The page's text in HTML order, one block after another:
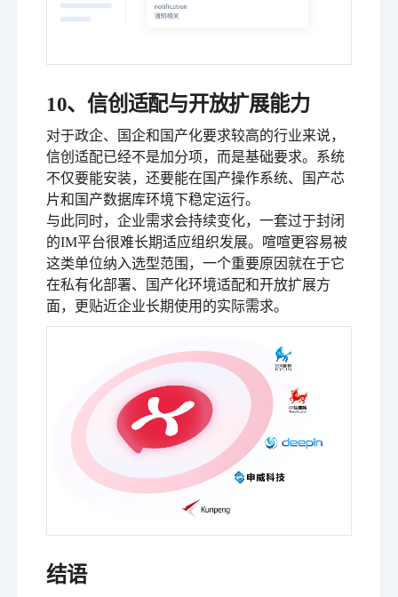
10、信创适配与开放扩展能力
对于政企、国企和国产化要求较高的行业来说，
信创适配已经不是加分项，而是基础要求。系统
不仅要能安装，还要能在国产操作系统、国产芯
片和国产数据库环境下稳定运行。
与此同时，企业需求会持续变化，一套过于封闭
的IM平台很难长期适应组织发展。喧喧更容易被
这类单位纳入选型范围，一个重要原因就在于它
在私有化部署、国产化环境适配和开放扩展方
面，更贴近企业长期使用的实际需求。
结语